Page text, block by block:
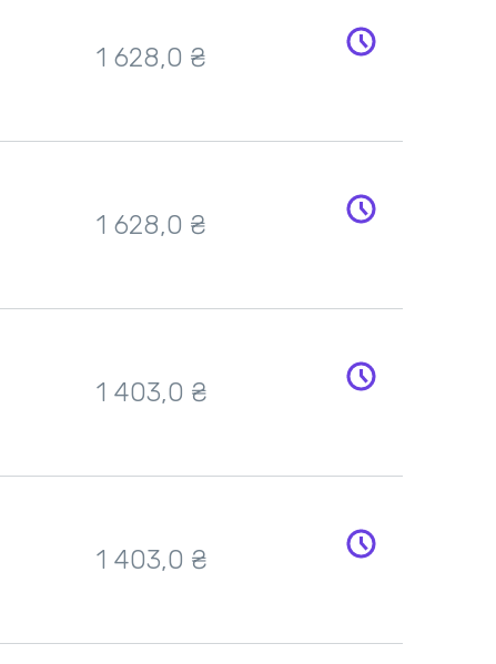
1 628,0 ₴
1 628,0 ₴
1 403,0 ₴
1 403,0 ₴